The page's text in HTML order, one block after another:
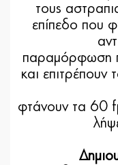
τους
επίπεδο που
παραμόρφωση
και
φτάνουν τα 60